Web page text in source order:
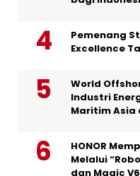
Pemenang
Excellence
World
Industri
Maritim Asia
HONOR
Melalui
dan Magic V6